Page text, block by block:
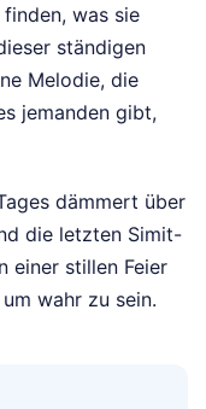
was sie
ständigen
Melodie, die
jemanden gibt,
dämmert über
die letzten Simit-
einer stillen Feier
wahr zu sein.